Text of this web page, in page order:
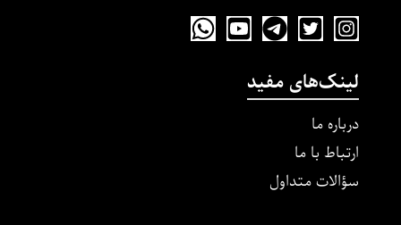
لینک‌های مفید
درباره ما
ارتباط با ما
سؤالات متداول